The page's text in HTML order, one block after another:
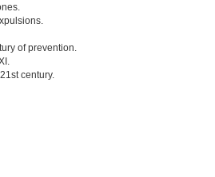
of prevention.
century.